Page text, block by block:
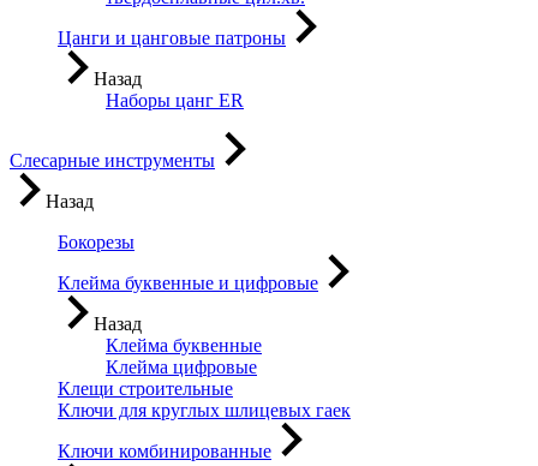
Цанги и цанговые патроны
Назад
Наборы цанг ER
Слесарные инструменты
Назад
Бокорезы
Клейма буквенные и цифровые
Назад
Клейма буквенные
Клейма цифровые
Клещи строительные
Ключи для круглых шлицевых гаек
Ключи комбинированные